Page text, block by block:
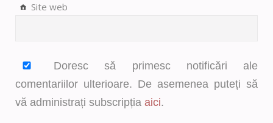
Site web
Doresc să primesc notificări ale
comentariilor ulterioare. De asemenea puteți să
vă administrați subscripția aici.